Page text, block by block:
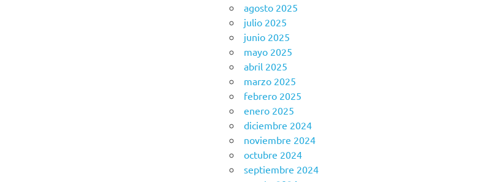
agosto 2025
julio 2025
junio 2025
mayo 2025
abril 2025
marzo 2025
febrero 2025
enero 2025
diciembre 2024
noviembre 2024
octubre 2024
septiembre 2024